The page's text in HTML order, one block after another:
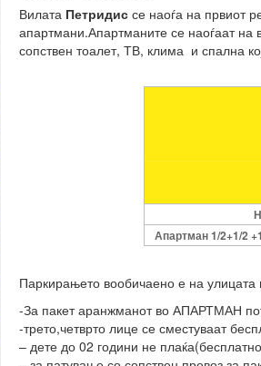
Вилата Петридиссе наоѓа на првиот
апартмани.Апартманите се наоѓаат на
сопствен тоалет, ТВ, клима и спална
Апартман 1/2+1/2
Паркирањето вообичаено е на
-За пакет аранжманот во АПАРТМАН
-трето,четврто лице се сместуваат
– дете до 02 години не